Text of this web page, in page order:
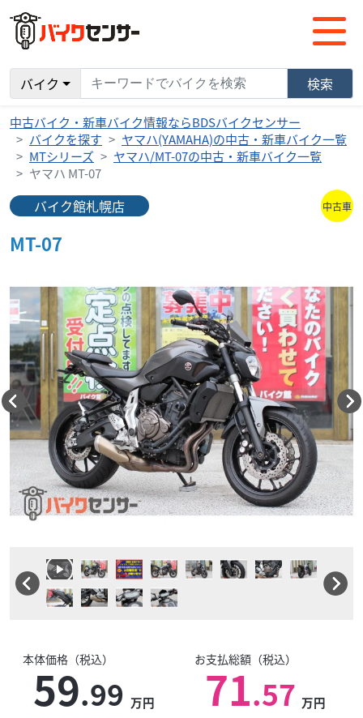
バイク 検索
中古バイク・新車バイク情報ならBDSバイクセンサー
バイクを探す
ヤマハ(YAMAHA)の中古・新車バイク一覧
MTシリーズ
ヤマハ/MT-07の中古・新車バイク一覧
ヤマハ MT-07
バイク館札幌店 中古車
MT-07
本体価格（税込）
59.99 万円
お支払総額（税込）
71.57 万円